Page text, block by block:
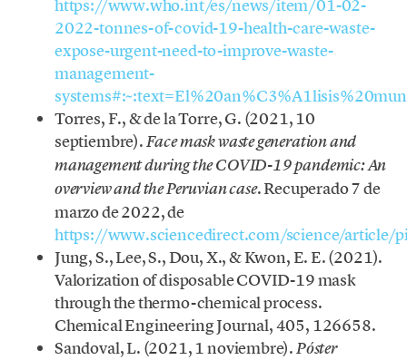
https://www.who.int/es/news/item/01-02-
2022-tonnes-of-covid-19-health-care-waste-
expose-urgent-need-to-improve-waste-
management-
Torres, F., & de la Torre, G. (2021, 10
septiembre).Face mask waste generation and
management during the COVID-19 pandemic: An
overview and the Peruvian case. Recuperado 7 de
marzo de 2022, de
https://www.sciencedirect.com/science/
Jung, S., Lee, S., Dou, X., & Kwon, E. E. (2021).
Valorization of disposable COVID-19 mask
through the thermo-chemical process.
Chemical Engineering Journal, 405, 126658.
Sandoval, L. (2021, 1 noviembre).Póster